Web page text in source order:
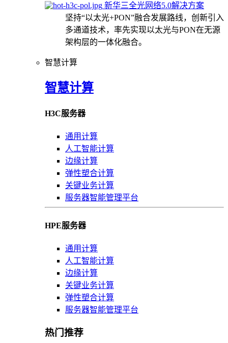
新华三全光网络5.0解决方案
坚持“以太光+PON”融合发展路线，创新引入
多通道技术，率先实现以太光与PON在无源
架构层的一体化融合。
智慧计算
智慧计算
H3C服务器
通用计算
人工智能计算
边缘计算
弹性塑合计算
关键业务计算
服务器智能管理平台
HPE服务器
通用计算
人工智能计算
边缘计算
关键业务计算
弹性塑合计算
服务器智能管理平台
热门推荐